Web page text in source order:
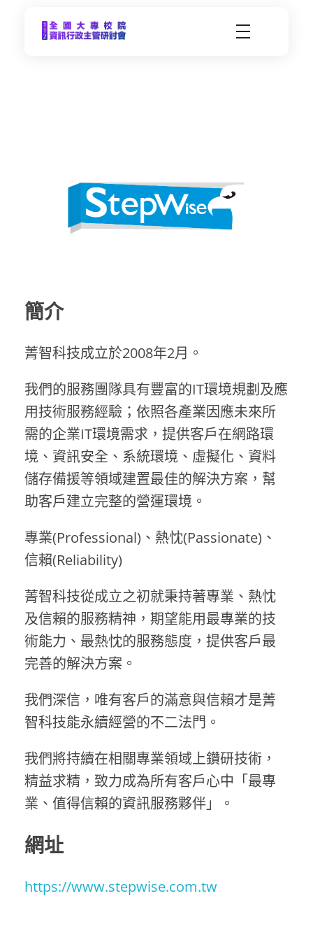
簡介
菁智科技成立於2008年2月。
我們的服務團隊具有豐富的IT環境規劃及應
用技術服務經驗；依照各產業因應未來所
需的企業IT環境需求，提供客戶在網路環
境、資訊安全、系統環境、虛擬化、資料
儲存備援等領域建置最佳的解決方案，幫
助客戶建立完整的營運環境。
專業(Professional)、熱忱(Passionate)、
信賴(Reliability)
菁智科技從成立之初就秉持著專業、熱忱
及信賴的服務精神，期望能用最專業的技
術能力、最熱忱的服務態度，提供客戶最
完善的解決方案。
我們深信，唯有客戶的滿意與信賴才是菁
智科技能永續經營的不二法門。
我們將持續在相關專業領域上鑽研技術，
精益求精，致力成為所有客戶心中「最專
業、值得信賴的資訊服務夥伴」。
網址
https://www.stepwise.com.tw